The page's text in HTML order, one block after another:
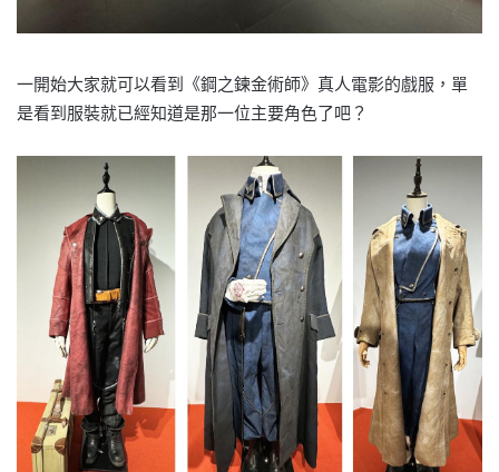
一開始大家就可以看到《鋼之鍊金術師》真人電影的戲服，單
是看到服裝就已經知道是那一位主要角色了吧？